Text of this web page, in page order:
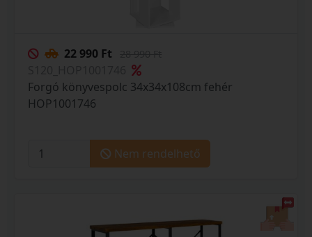
22 990 Ft
Forgó könyvespolc 34x34x108cm fehér
HOP1001746
Nem rendelhető